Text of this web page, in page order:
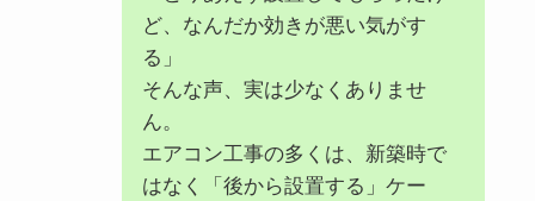
ど、なんだか効きが悪い気がす
る」
そんな声、実は少なくありませ
ん。
エアコン工事の多くは、新築時で
はなく「後から設置する」ケー